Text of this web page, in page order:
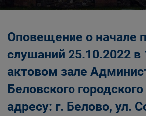
Оповещение о начале
слушаний 25.10.2022 в
актовом зале
Беловского
адресу: г. Белово, ул.